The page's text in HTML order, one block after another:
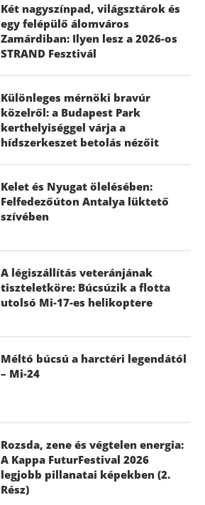
Két nagyszínpad, világsztárok és
egy felépülő álomváros
Zamárdiban: Ilyen lesz a 2026-os
STRAND Fesztivál
Különleges mérnöki bravúr
közelről: a Budapest Park
kerthelyiséggel várja a
hídszerkeszet betolás nézőit
Kelet és Nyugat ölelésében:
Felfedezőúton Antalya lüktető
szívében
A légiszállítás veteránjának
tiszteletköre: Búcsúzik a flotta
utolsó Mi-17-es helikoptere
Méltó búcsú a harctéri legendától
– Mi-24
Rozsda, zene és végtelen energia:
A Kappa FuturFestival 2026
legjobb pillanatai képekben (2.
Rész)